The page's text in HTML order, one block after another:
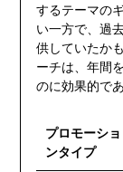
するテーマの
い一方で、過
供していたか
ーチは、年間
のに効果的で
プロモーショ
ンタイプ